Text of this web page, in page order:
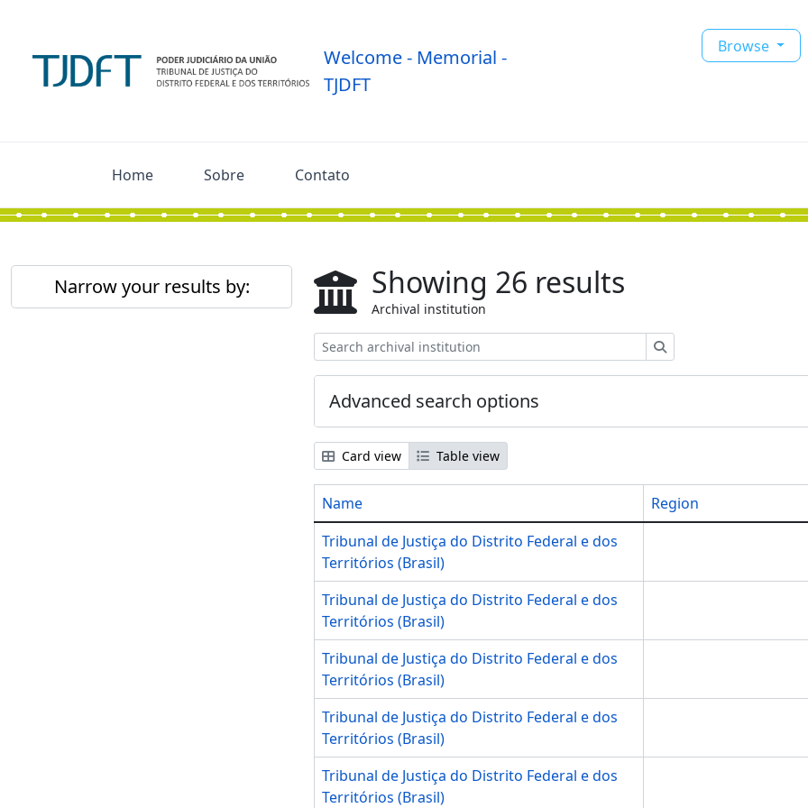
Welcome - Memorial -
TJDFT
Browse
Home Sobre Contato
Narrow your results by: Showing 26 results
Archival institution
Advanced search options
Card view Table view
Name Region
Tribunal de Justiça do Distrito Federal e dos
Territórios (Brasil)
Tribunal de Justiça do Distrito Federal e dos
Territórios (Brasil)
Tribunal de Justiça do Distrito Federal e dos
Territórios (Brasil)
Tribunal de Justiça do Distrito Federal e dos
Territórios (Brasil)
Tribunal de Justiça do Distrito Federal e dos
Territórios (Brasil)